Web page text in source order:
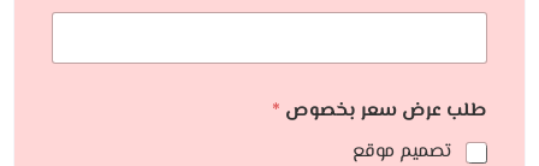
طلب عرض سعر بخصوص *
تصميم موقع